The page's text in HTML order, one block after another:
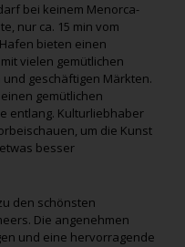
bei keinem Menorca-
nur ca. 15 min vom
bieten einen
vielen gemütlichen
geschäftigen Märkten.
gemütlichen
entlang. Kulturliebhaber
um die Kunst
besser
den schönsten
Die angenehmen
und eine hervorragende